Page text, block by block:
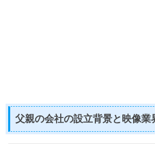
父親の会社の設立背景と映像業